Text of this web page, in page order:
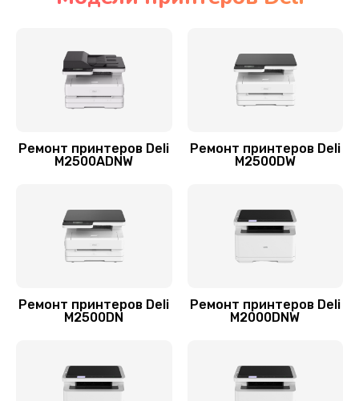
Замена абсорбера
Ремонт принтеров Deli
M2500ADNW
Ремонт принтеров Deli
M2500DW
Ремонт принтеров Deli
M2500DN
Ремонт принтеров Deli
M2000DNW